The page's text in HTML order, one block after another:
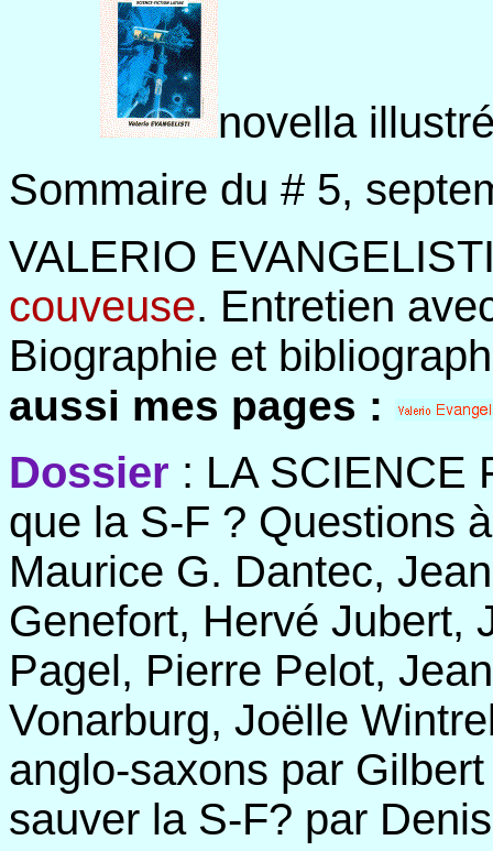
novella
Sommaire du # 5,
VALERIO
couveuse. Entretien
Biographie et
aussi mes pages :
Dossier : LA SCIENCE
que la S-F ? Questions
Maurice G. Dantec,
Genefort, Hervé Jubert,
Pagel, Pierre Pelot,
Vonarburg, Joëlle
anglo-saxons par
sauver la S-F? par